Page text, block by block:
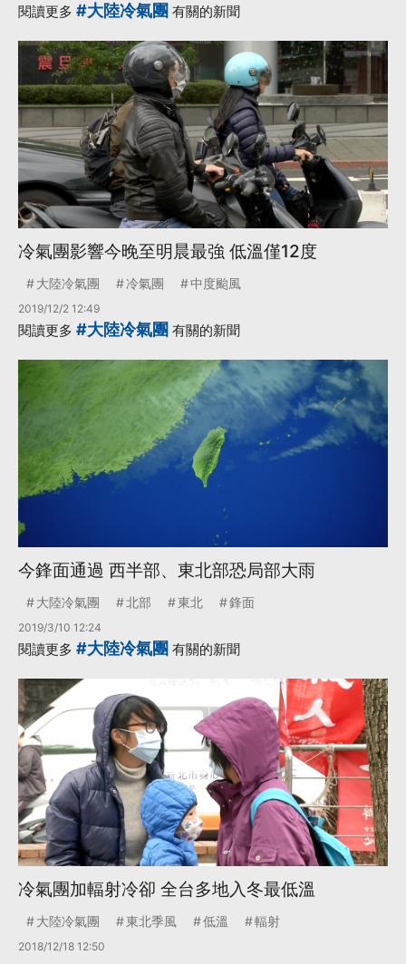
閱讀更多 #大陸冷氣團 有關的新聞
冷氣團影響今晚至明晨最強 低溫僅12度
大陸冷氣團 冷氣團 中度颱風
2019/12/2 12:49
閱讀更多 #大陸冷氣團 有關的新聞
今鋒面通過 西半部、東北部恐局部大雨
大陸冷氣團 北部 東北 鋒面
2019/3/10 12:24
閱讀更多 #大陸冷氣團 有關的新聞
冷氣團加輻射冷卻 全台多地入冬最低溫
大陸冷氣團 東北季風 低溫 輻射
2018/12/18 12:50